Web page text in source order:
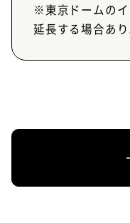
※東京ドームの
延長する場合あり